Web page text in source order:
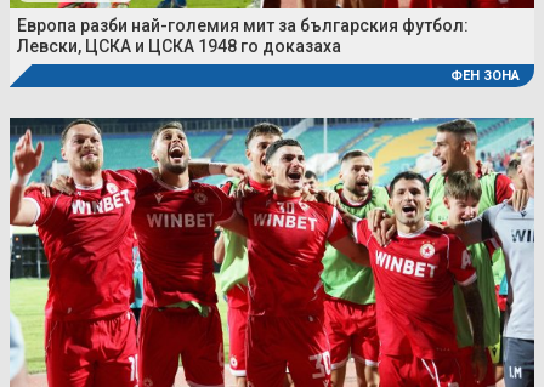
Европа разби най-големия мит за българския футбол:
Левски, ЦСКА и ЦСКА 1948 го доказаха
ФЕН ЗОНА